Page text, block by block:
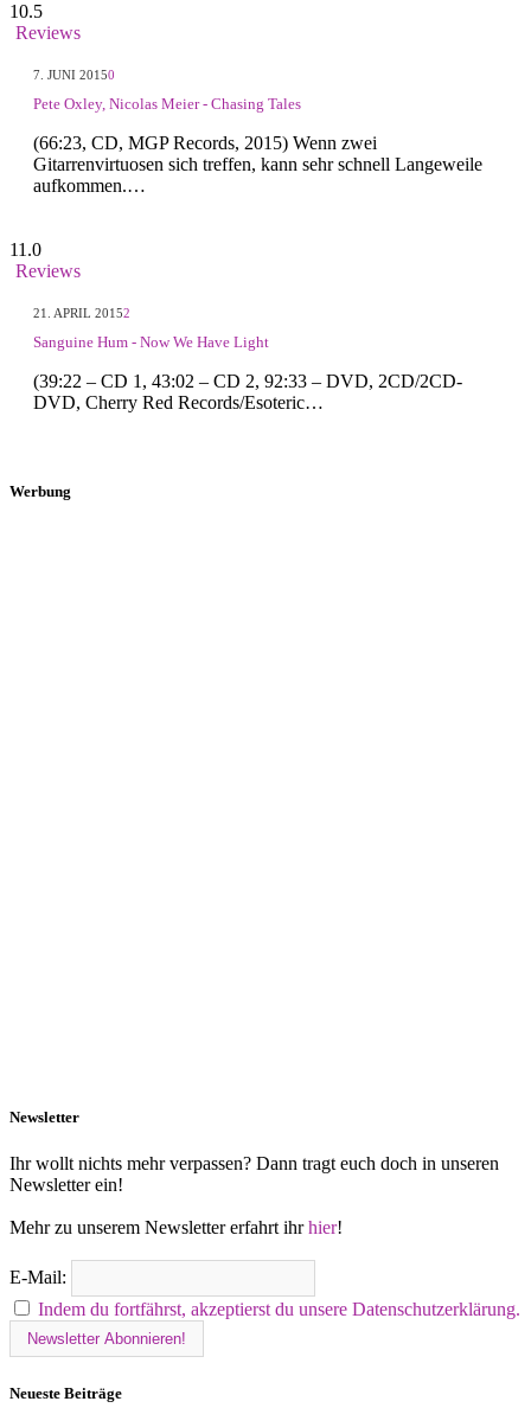
10.5
Reviews
7. JUNI 20150
Pete Oxley, Nicolas Meier - Chasing Tales
(66:23, CD, MGP Records, 2015) Wenn zwei
Gitarrenvirtuosen sich treffen, kann sehr schnell Langeweile
aufkommen.…
11.0
Reviews
21. APRIL 20152
Sanguine Hum - Now We Have Light
(39:22 – CD 1, 43:02 – CD 2, 92:33 – DVD, 2CD/2CD-
DVD, Cherry Red Records/Esoteric…
Werbung
Newsletter
Ihr wollt nichts mehr verpassen? Dann tragt euch doch in unseren
Newsletter ein!
Mehr zu unserem Newsletter erfahrt ihrhier!
E-Mail:
Indem du fortfährst, akzeptierst du unsere Datenschutzerklärung.
Neueste Beiträge